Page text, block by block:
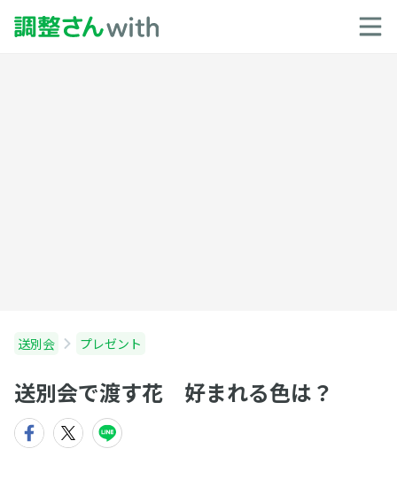
送別会 プレゼント
送別会で渡す花 好まれる色は？